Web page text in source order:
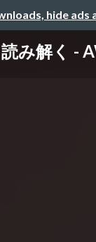
hide ads
み解く -